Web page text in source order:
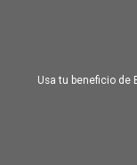
Usa tu beneficio de